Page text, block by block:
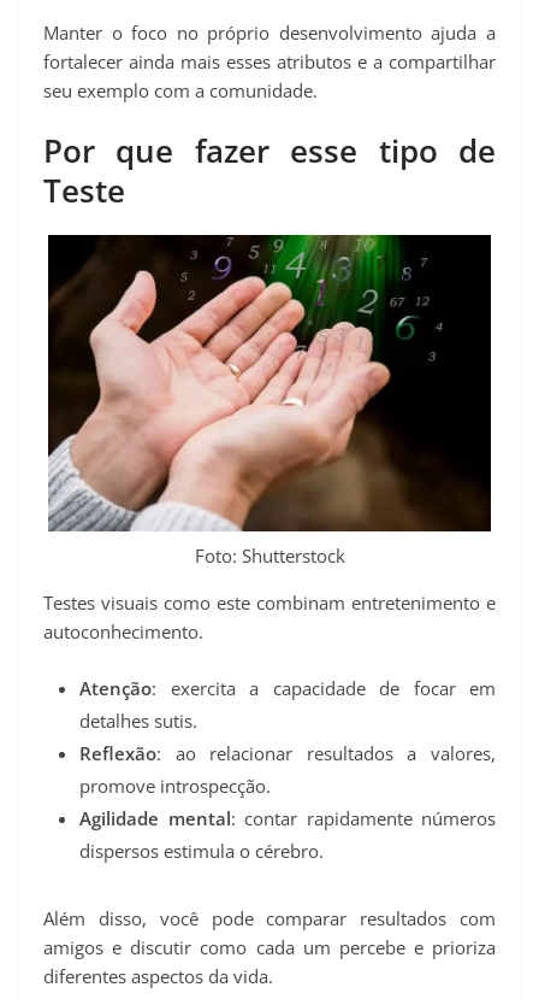
Manter o foco no próprio desenvolvimento ajuda a
fortalecer ainda mais esses atributos e a compartilhar
seu exemplo com a comunidade.
Por que fazer esse tipo de
Teste
Foto: Shutterstock
Testes visuais como este combinam entretenimento e
autoconhecimento.
Atenção: exercita a capacidade de focar em
detalhes sutis.
Reflexão: ao relacionar resultados a valores,
promove introspecção.
Agilidade mental: contar rapidamente números
dispersos estimula o cérebro.
Além disso, você pode comparar resultados com
amigos e discutir como cada um percebe e prioriza
diferentes aspectos da vida.